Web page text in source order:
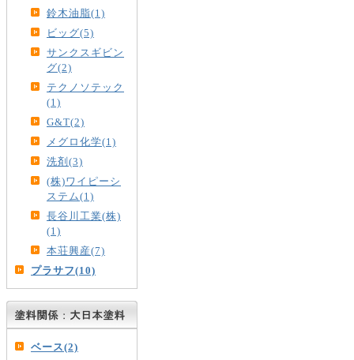
鈴木油脂(1)
ビッグ(5)
サンクスギビン
グ(2)
テクノソテック
(1)
G&T(2)
メグロ化学(1)
洗剤(3)
(株)ワイピーシ
ステム(1)
長谷川工業(株)
(1)
本荘興産(7)
プラサフ(10)
ベース(2)